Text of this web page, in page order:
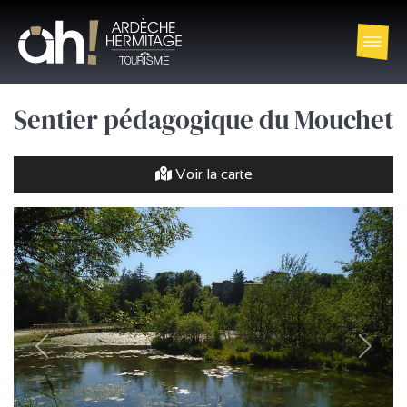
Sentier pédagogique du Mouchet
Voir la carte
précédent